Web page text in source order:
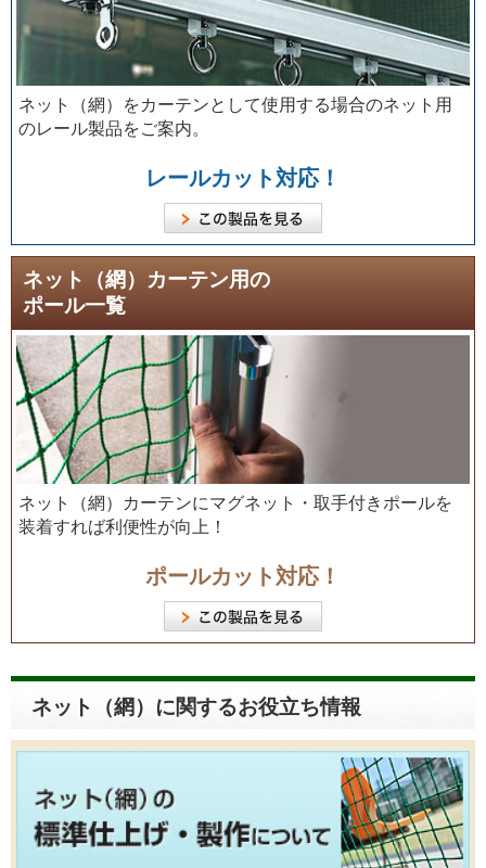
ネット（網）をカーテンとして使用する場合のネット用
のレール製品をご案内。
レールカット対応！
ネット（網）カーテン用の
ポール一覧
ネット（網）カーテンにマグネット・取手付きポールを
装着すれば利便性が向上！
ポールカット対応！
ネット（網）に関するお役立ち情報